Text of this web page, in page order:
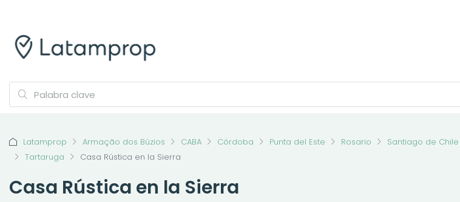
Latamprop Armação dos Búzios CABA Córdoba Punta del Este Rosario Santiago de Chile
Tartaruga
Casa Rústica en la Sierra
Casa Rústica en la Sierra